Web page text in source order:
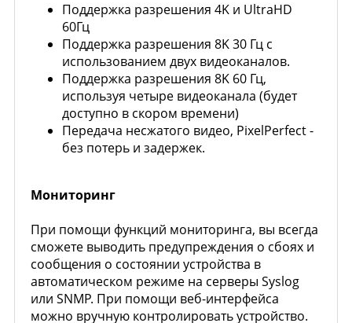
Поддержка разрешения 4K и UltraHD
60Гц
Поддержка разрешения 8K 30 Гц с
использованием двух видеоканалов.
Поддержка разрешения 8K 60 Гц,
используя четыре видеоканала (будет
доступно в скором времени)
Передача несжатого видео, PixelPerfect -
без потерь и задержек.
Мониторинг
При помощи функций мониторинга, вы всегда
сможете выводить предупреждения о сбоях и
сообщения о состоянии устройства в
автоматическом режиме на серверы Syslog
или SNMP. При помощи веб-интерфейса
можно вручную контролировать устройство.